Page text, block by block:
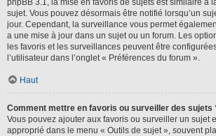
phpBB 3.1, la mise en favoris de sujets est similaire à
sujet. Vous pouvez désormais être notifié lorsqu’un
jour. Cependant, la surveillance vous permet
a une mise à jour dans un sujet ou un forum. Les
les favoris et les surveillances peuvent être
l’utilisateur dans l’onglet « Préférences du forum ».
Haut
Comment mettre en favoris ou surveiller des sujets
Vous pouvez ajouter aux favoris ou surveiller un sujet
approprié dans le menu « Outils de sujet », souvent